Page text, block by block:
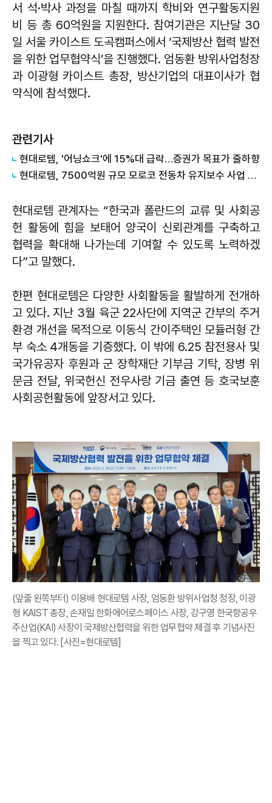
서 석·박사 과정을 마칠 때까지 학비와 연구활동지원
비 등 총 60억원을 지원한다. 참여기관은 지난달 30
일 서울 카이스트 도곡캠퍼스에서 ‘국제방산 협력 발전
을 위한 업무협약식’을 진행했다. 엄동환 방위사업청장
과 이광형 카이스트 총장, 방산기업의 대표이사가 협
약식에 참석했다.
관련기사
현대로템, '어닝쇼크'에 15%대 급락…증권가 목표가 줄하향
현대로템, 7500억원 규모 모로코 전동차 유지보수 사업 수주
현대로템 관계자는 “한국과 폴란드의 교류 및 사회공
헌 활동에 힘을 보태어 양국이 신뢰관계를 구축하고
협력을 확대해 나가는데 기여할 수 있도록 노력하겠
다”고 말했다.
한편 현대로템은 다양한 사회활동을 활발하게 전개하
고 있다. 지난 3월 육군 22사단에 지역군 간부의 주거
환경 개선을 목적으로 이동식 간이주택인 모듈러형 간
부 숙소 4개동을 기증했다. 이 밖에 6.25 참전용사 및
국가유공자 후원과 군 장학재단 기부금 기탁, 장병 위
문금 전달, 위국헌신 전우사랑 기금 출연 등 호국보훈
사회공헌활동에 앞장서고 있다.
(앞줄 왼쪽부터) 이용배 현대로템 사장, 엄동환 방위사업청 청장, 이광
형 KAIST 총장, 손재일 한화에어로스페이스 사장, 강구영 한국항공우
주산업(KAI) 사장이 국제방산협력을 위한 업무협약 체결 후 기념사진
을 찍고 있다. [사진=현대로템]